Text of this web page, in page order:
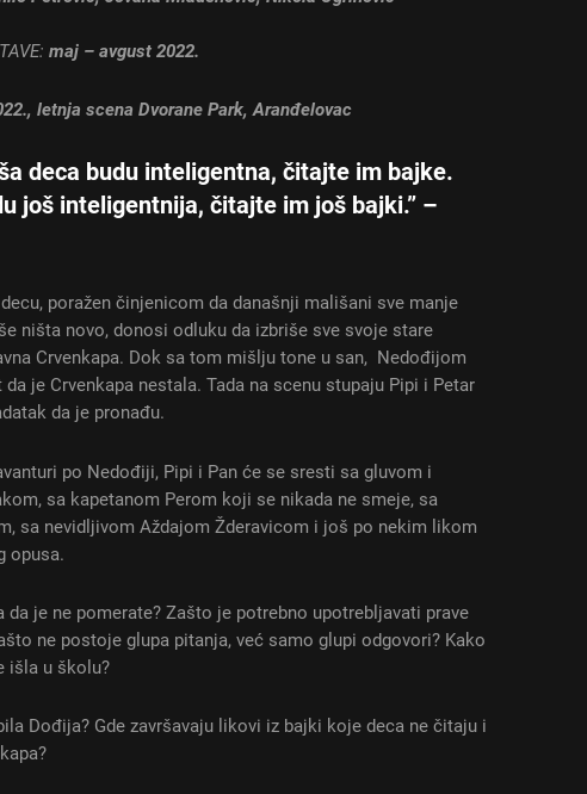
maj – avgust 2022.
letnja scena Dvorane Park, Aranđelovac
deca budu inteligentna, čitajte im bajke.
još inteligentnija, čitajte im još bajki.” –
poražen činjenicom da današnji mališani sve manje
ništa novo, donosi odluku da izbriše sve svoje stare
Crvenkapa. Dok sa tom mišlju tone u san, Nedođijom
je Crvenkapa nestala. Tada na scenu stupaju Pipi i Petar
da je pronađu.
po Nedođiji, Pipi i Pan će se sresti sa gluvom i
sa kapetanom Perom koji se nikada ne smeje, sa
sa nevidljivom Aždajom Žderavicom i još po nekim likom
opusa.
da je ne pomerate? Zašto je potrebno upotrebljavati prave
ne postoje glupa pitanja, već samo glupi odgovori? Kako
išla u školu?
Dođija? Gde završavaju likovi iz bajki koje deca ne čitaju i